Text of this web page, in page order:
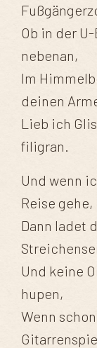
Ob in der
nebenan,
Im
deinen
Lieb ich
filigran.
Und wenn
Reise gehe,
Dann ladet
Und keine
hupen,
Wenn